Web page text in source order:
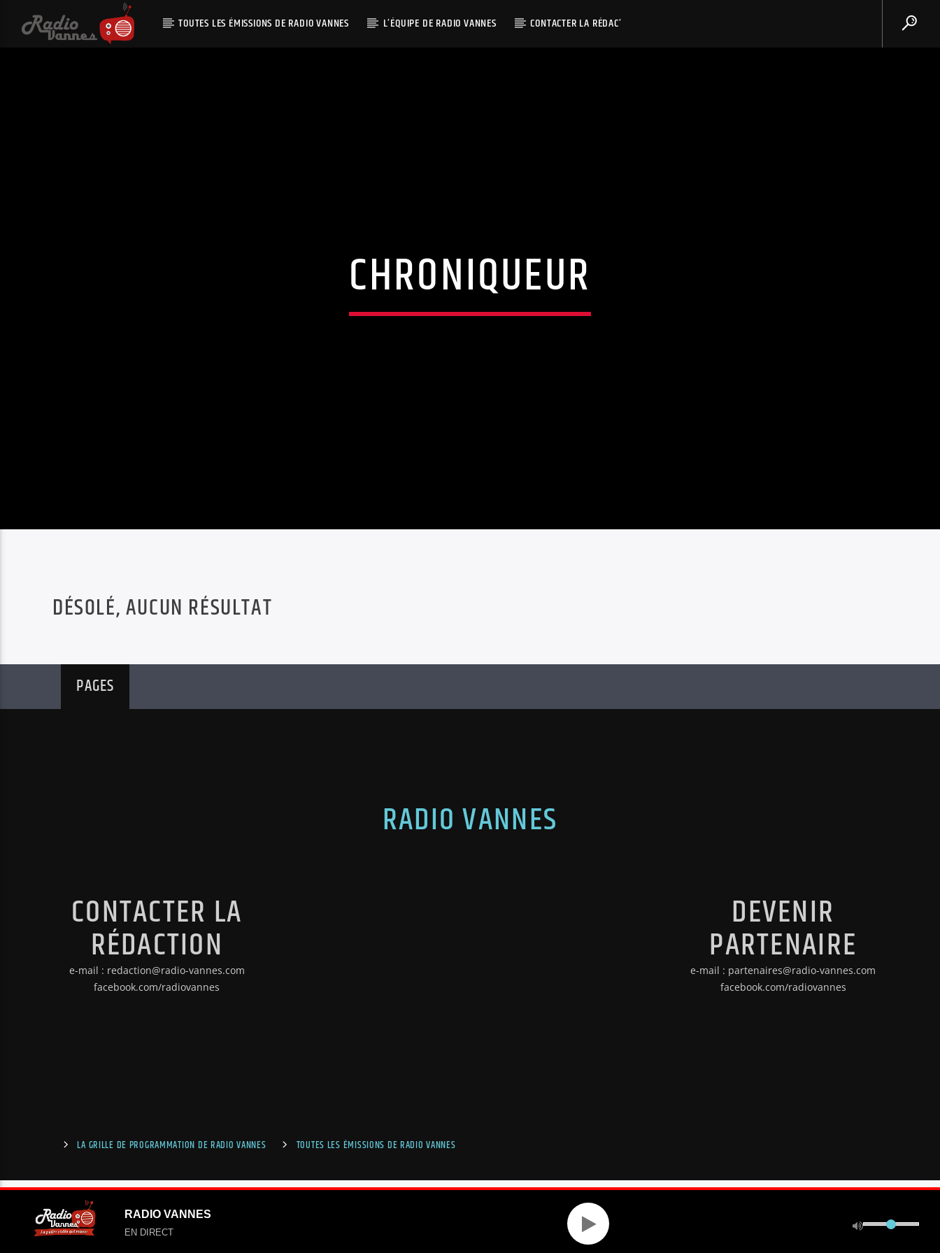
TOUTES LES ÉMISSIONS DE RADIO VANNES L’ÉQUIPE DE RADIO VANNES CONTACTER LA RÉDAC’
CHRONIQUEUR
DÉSOLÉ, AUCUN RÉSULTAT
PAGES
RADIO VANNES
CONTACTER LA
RÉDACTION
e-mail : redaction@radio-vannes.com
facebook.com/radiovannes
DEVENIR
PARTENAIRE
e-mail : partenaires@radio-vannes.com
facebook.com/radiovannes
LA GRILLE DE PROGRAMMATION DE RADIO VANNES TOUTES LES ÉMISSIONS DE RADIO VANNES
RADIO VANNES
EN DIRECT